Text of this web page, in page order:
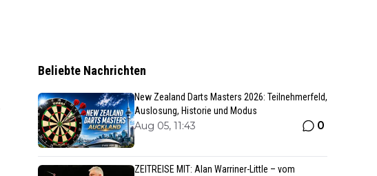
Beliebte Nachrichten
New Zealand Darts Masters 2026: Teilnehmerfeld,
Auslosung, Historie und Modus
Aug 05, 11:43 0
ZEITREISE MIT: Alan Warriner-Little – vom